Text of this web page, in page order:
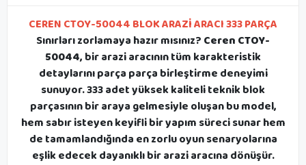
CEREN CTOY-50044 BLOK ARAZİ ARACI 333 PARÇA
Sınırları zorlamaya hazır mısınız? Ceren CTOY-
50044, bir arazi aracının tüm karakteristik
detaylarını parça parça birleştirme deneyimi
sunuyor. 333 adet yüksek kaliteli teknik blok
parçasının bir araya gelmesiyle oluşan bu model,
hem sabır isteyen keyifli bir yapım süreci sunar hem
de tamamlandığında en zorlu oyun senaryolarına
eşlik edecek dayanıklı bir arazi aracına dönüşür.